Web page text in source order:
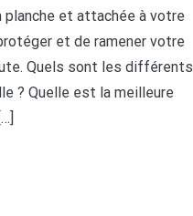
et attachée à votre
et de ramener votre
Quels sont les différents
? Quelle est la meilleure